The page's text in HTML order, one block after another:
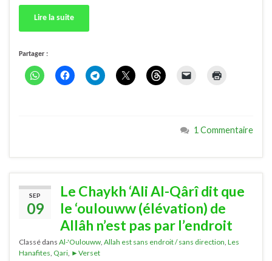
Lire la suite
Partager :
1 Commentaire
SEP
09
Le Chaykh ‘Ali Al-Qârî dit que
le ‘oulouww (élévation) de
Allâh n’est pas par l’endroit
Classé dans Al-'Oulouww, Allah est sans endroit / sans direction, Les
Hanafites, Qari, ►Verset